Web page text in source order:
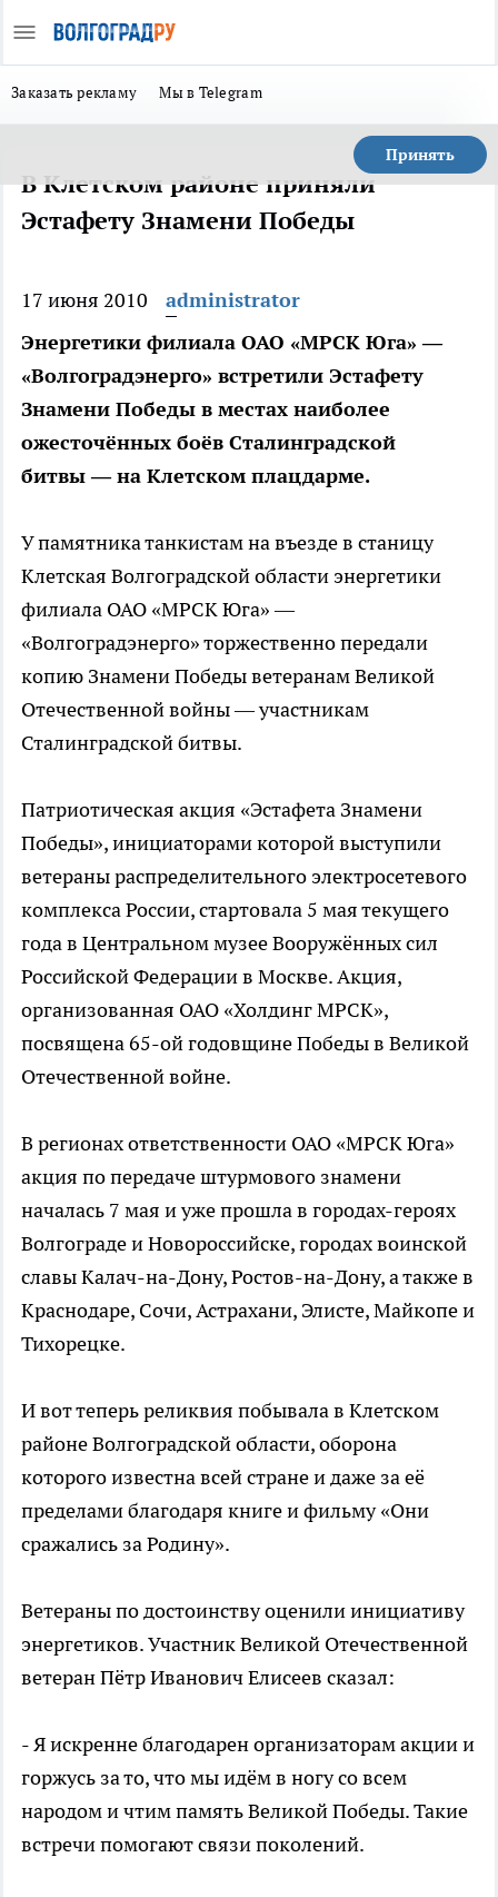
Заказать рекламу Мы в Telegram
Принять
В Клетском районе приняли
Эстафету Знамени Победы
17 июня 2010
administrator
Энергетики филиала ОАО «МРСК Юга» —
«Волгоградэнерго» встретили Эстафету
Знамени Победы в местах наиболее
ожесточённых боёв Сталинградской
битвы — на Клетском плацдарме.
У памятника танкистам на въезде в станицу
Клетская Волгоградской области энергетики
филиала ОАО «МРСК Юга» —
«Волгоградэнерго» торжественно передали
копию Знамени Победы ветеранам Великой
Отечественной войны — участникам
Сталинградской битвы.
Патриотическая акция «Эстафета Знамени
Победы», инициаторами которой выступили
ветераны распределительного электросетевого
комплекса России, стартовала 5 мая текущего
года в Центральном музее Вооружённых сил
Российской Федерации в Москве. Акция,
организованная ОАО «Холдинг МРСК»,
посвящена 65-ой годовщине Победы в Великой
Отечественной войне.
В регионах ответственности ОАО «МРСК Юга»
акция по передаче штурмового знамени
началась 7 мая и уже прошла в городах-героях
Волгограде и Новороссийске, городах воинской
славы Калач-на-Дону, Ростов-на-Дону, а также в
Краснодаре, Сочи, Астрахани, Элисте, Майкопе и
Тихорецке.
И вот теперь реликвия побывала в Клетском
районе Волгоградской области, оборона
которого известна всей стране и даже за её
пределами благодаря книге и фильму «Они
сражались за Родину».
Ветераны по достоинству оценили инициативу
энергетиков. Участник Великой Отечественной
ветеран Пётр Иванович Елисеев сказал:
- Я искренне благодарен организаторам акции и
горжусь за то, что мы идём в ногу со всем
народом и чтим память Великой Победы. Такие
встречи помогают связи поколений.